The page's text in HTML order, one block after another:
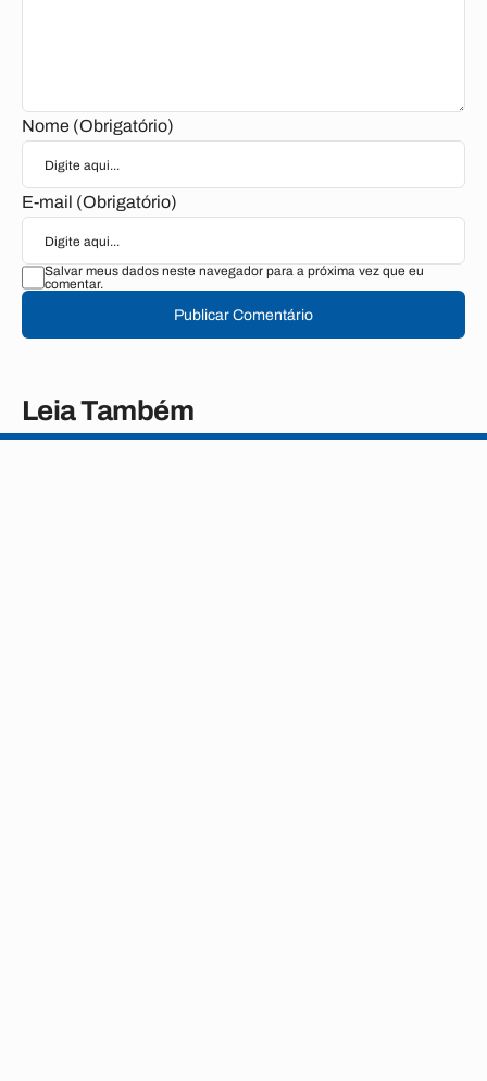
Nome (Obrigatório)
E-mail (Obrigatório)
Salvar meus dados neste navegador para a próxima vez que eu
comentar.
Publicar Comentário
Leia Também